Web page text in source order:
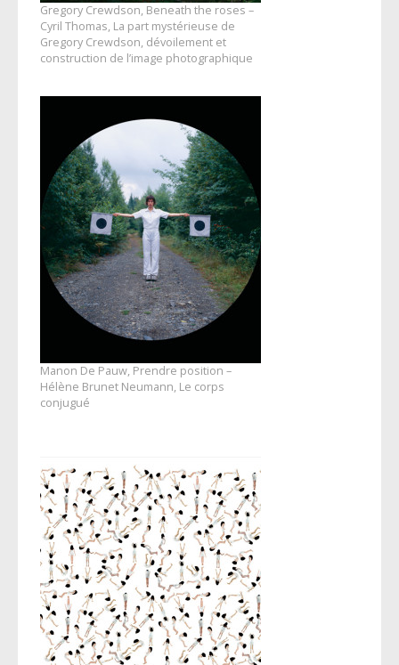
Gregory Crewdson, Beneath the roses –
Cyril Thomas, La part mystérieuse de
Gregory Crewdson, dévoilement et
construction de l’image photographique
Manon De Pauw, Prendre position –
Hélène Brunet Neumann, Le corps
conjugué